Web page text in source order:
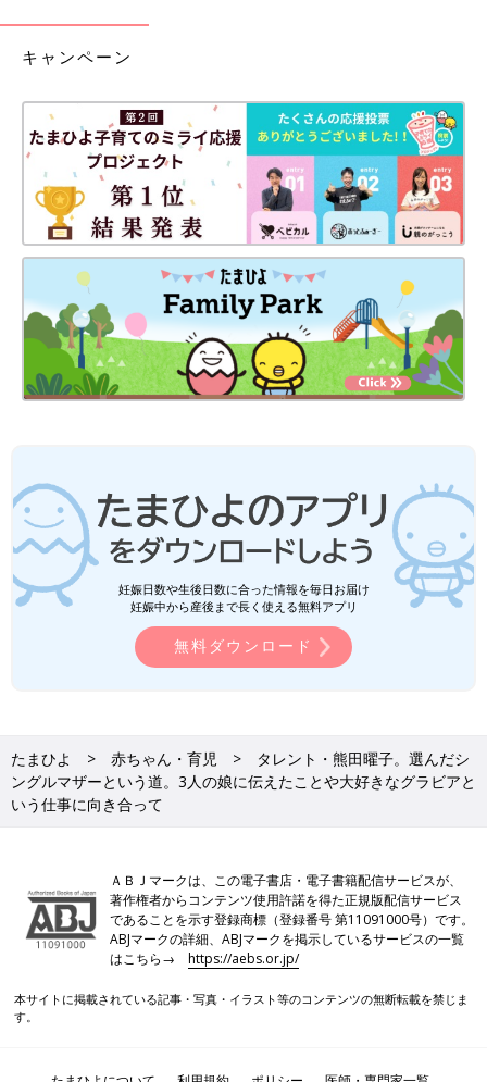
思います。私も母も、それを理想にして生きてきたのですが、結
うのは、シングルマザーになるということは、家のことと稼ぐこ
ことです。
母は、正社員で朝から晩まで働いて、ごはんだけ作りに帰って、
また仕事に行ってしまうような生活だったんです。だから、私た
ちの入学式や卒業式、運動会などにはいっさい来られませんでし
た。でも、母が一生懸命に働いているとわかっていたので、寂し
いとは思わなかったです。そして、その代わりなのか、今は孫た
ちのイベントにすべて参加してくれています。
母は1人で私と兄を育ててくれたんですが、私の場合は母がしっ
かりサポートをしてくれるので、それは本当にありがたいです
ね。
て、トイレを開けっぱなしでせざるを得なくて。それが3人続い
ていたので、何年か開けっぱなしにしていたんです。それで、生
理でトイレが赤く染まっているときに、娘たちに「えっ！」とび
っくりされました。そこで、「これはね、月に1回ぐらいあるん
だけど、全然痛くないんだよ。赤ちゃんを包むはずの袋だったも
のが、赤ちゃんがいないから、じゃあもういりませんねと言って
出てきただけ。みんなも赤ちゃんが産めるような年齢になった
ら、こういうことがあるんだよ」と伝えました。
に、そのあたりのことをきちんと伝えていなかったなと後悔しま
した。
でね」と伝えました。
あとは、おふろ入るときも、水鉄砲でおっぱいやおしりに当てる
遊びをしていたのですが、「それはもうやめようね」と。そのと
きに私の仕事についても説明したのですが、「水着で隠れている
ところはすごく大事なところで、そこをあなたが触ってもいけな
いし、触ってくる人がいてもおかしいから、そういうことがあっ
と理解してくれましたね。
キャンペーン
妊娠日数や生後日数に合った情報を毎日お届け
妊娠中から産後まで長く使える無料アプリ
無料ダウンロード
たまひよ 赤ちゃん・育児
タレント・熊田曜子。選んだシ
ングルマザーという道。3人の娘に伝えたことや大好きなグラビアと
いう仕事に向き合って
ＡＢＪマークは、この電子書店・電子書籍配信サービスが、
著作権者からコンテンツ使用許諾を得た正規版配信サービス
であることを示す登録商標（登録番号 第11091000号）です。
ABJマークの詳細、ABJマークを掲示しているサービスの一覧
はこちら→https://aebs.or.jp/
本サイトに掲載されている記事・写真・イラスト等のコンテンツの無断転載を禁じま
す。